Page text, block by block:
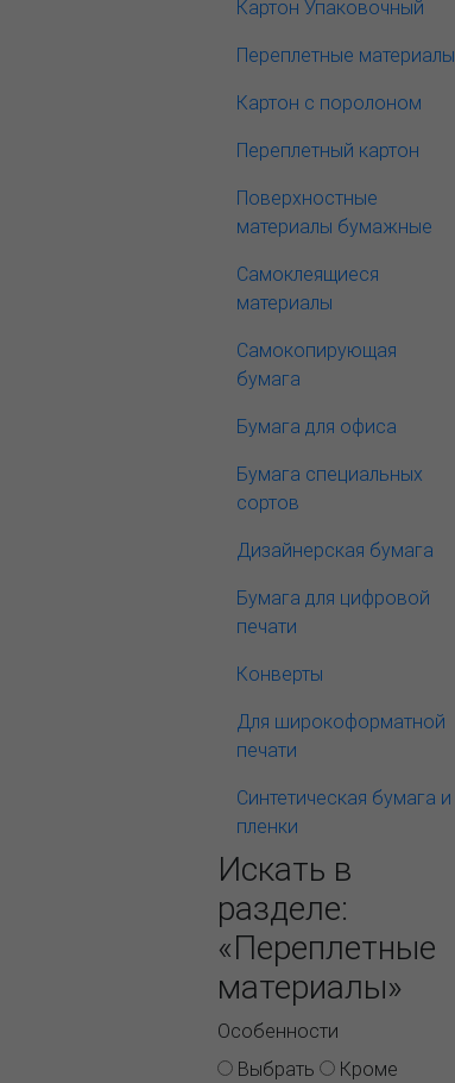
Картон Упаковочный
Переплетные материалы
Картон с поролоном
Переплетный картон
Поверхностные
материалы бумажные
Самоклеящиеся
материалы
Самокопирующая
бумага
Бумага для офиса
Бумага специальных
сортов
Дизайнерская бумага
Бумага для цифровой
печати
Конверты
Для широкоформатной
печати
Синтетическая бумага и
пленки
Искать в
разделе:
«Переплетные
материалы»
Особенности
Выбрать
Кроме